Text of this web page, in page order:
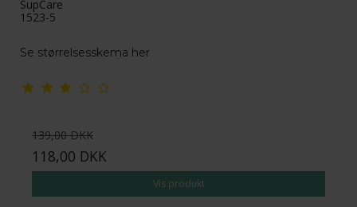
SupCare
1523-5
Se størrelsesskema her
139,00 DKK
118,00 DKK
Vis produkt